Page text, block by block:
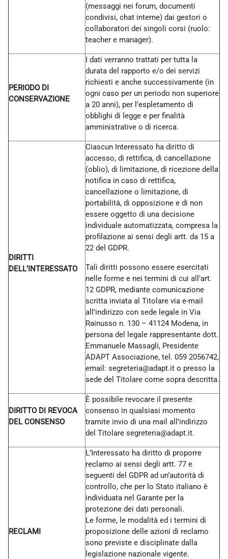
(messaggi nei forum, documenti
condivisi, chat interne) dai gestori o
collaboratori dei singoli corsi (ruolo:
teacher e manager).
PERIODO DI
CONSERVAZIONE
I dati verranno trattati per tutta la
durata del rapporto e/o dei servizi
richiesti e anche successivamente (in
ogni caso per un periodo non superiore
a 20 anni), per l’espletamento di
obblighi di legge e per finalità
amministrative o di ricerca.
DIRITTI
DELL’INTERESSATO
Ciascun Interessato ha diritto di
accesso, di rettifica, di cancellazione
(oblio), di limitazione, di ricezione della
notifica in caso di rettifica,
cancellazione o limitazione, di
portabilità, di opposizione e di non
essere oggetto di una decisione
individuale automatizzata, compresa la
profilazione ai sensi degli artt. da 15 a
22 del GDPR.
Tali diritti possono essere esercitati
nelle forme e nei termini di cui all’art.
12 GDPR, mediante comunicazione
scritta inviata al Titolare via e-mail
all’indirizzo con sede legale in Via
Rainusso n. 130 – 41124 Modena, in
persona del legale rappresentante dott.
Emmanuele Massagli, Presidente
ADAPT Associazione, tel. 059 2056742,
email: segreteria@adapt.it o presso la
sede del Titolare come sopra descritta.
DIRITTO DI REVOCA
DEL CONSENSO
È possibile revocare il presente
consenso in qualsiasi momento
tramite invio di una mail all’indirizzo
del Titolare segreteria@adapt.it.
RECLAMI
L’Interessato ha diritto di proporre
reclamo ai sensi degli artt. 77 e
seguenti del GDPR ad un’autorità di
controllo, che per lo Stato italiano è
individuata nel Garante per la
protezione dei dati personali.
Le forme, le modalità ed i termini di
proposizione delle azioni di reclamo
sono previste e disciplinate dalla
legislazione nazionale vigente.